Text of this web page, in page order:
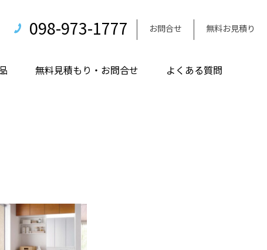
098-973-1777 お問合せ 無料お見積り
無料見積もり・お問合せ よくある質問